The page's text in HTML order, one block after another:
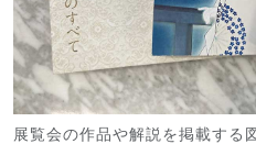
展覧会の作品や解説を掲載する